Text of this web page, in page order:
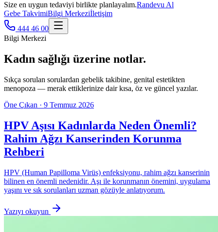
Size en uygun tedaviyi birlikte planlayalım.Randevu Al
Gebe TakvimiBilgi Merkeziİletişim
444 46 00
Bilgi Merkezi
Kadın sağlığı üzerine notlar.
Sıkça sorulan sorulardan gebelik takibine, genital estetikten
menopoza — merak ettiklerinize dair kısa, öz ve güncel yazılar.
Öne Çıkan · 9 Temmuz 2026
HPV Aşısı Kadınlarda Neden Önemli?
Rahim Ağzı Kanserinden Korunma
Rehberi
HPV (Human Papilloma Virüs) enfeksiyonu, rahim ağzı kanserinin
bilinen en önemli nedenidir. Aşı ile korunmanın önemini, uygulama
yaşını ve sık sorulanları uzman gözüyle anlatıyorum.
Yazıyı okuyun